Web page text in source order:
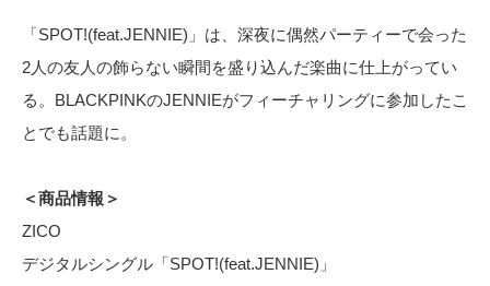
「SPOT!(feat.JENNIE)」は、深夜に偶然パーティーで会った
2人の友人の飾らない瞬間を盛り込んだ楽曲に仕上がってい
る。BLACKPINKのJENNIEがフィーチャリングに参加したこ
とでも話題に。
＜商品情報＞
ZICO
デジタルシングル「SPOT!(feat.JENNIE)」